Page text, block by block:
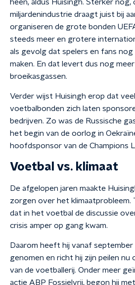
heen, aldus Huisingh. Sterker nog,
miljardenindustrie draagt juist bij
organiseren de grote bonden
steeds meer en grotere
als gevolg dat spelers en fans
maken. En dat levert dus nog
broeikasgassen.
Verder wijst Huisingh erop dat
voetbalbonden zich laten
bedrijven. Zo was de Russische
het begin van de oorlog in
hoofdsponsor van de Champions
Voetbal vs. klimaat
De afgelopen jaren maakte
zorgen over het klimaatprobleem.
dat in het voetbal de discussie
crisis amper op gang kwam.
Daarom heeft hij vanaf
genomen en richt hij zijn peilen nu
van de voetballerij. Onder meer
actie ABP Fossielvrij, begon hij